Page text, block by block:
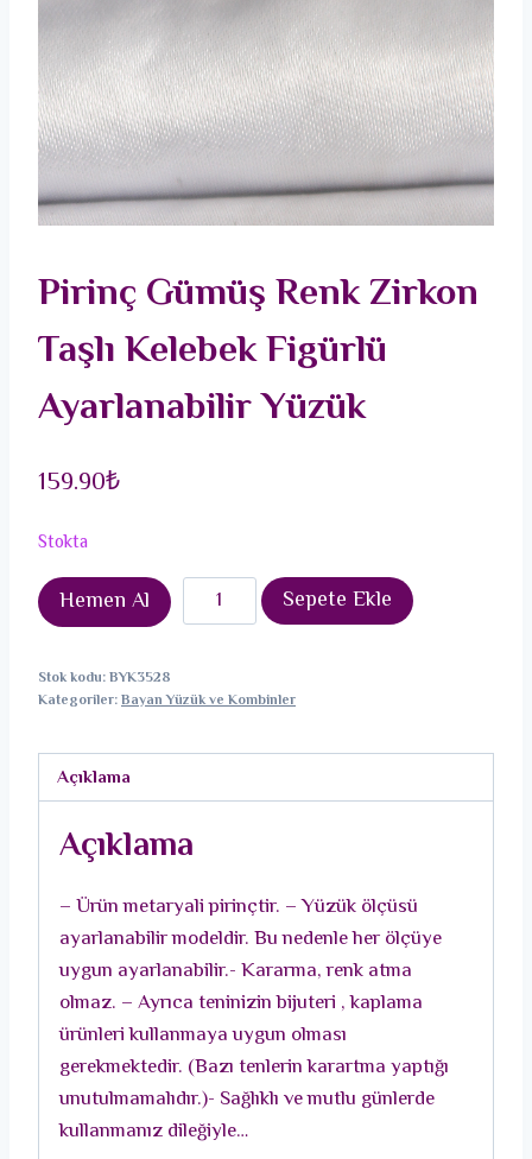
Pirinç Gümüş Renk Zirkon
Taşlı Kelebek Figürlü
Ayarlanabilir Yüzük
159.90₺
Stokta
Hemen Al
Pirinç
Gümüş
Zirkon
Kelebek
Yüzük
Sepete Ekle
Stok kodu:BYK3528
Kategoriler:Bayan Yüzük ve Kombinler
Açıklama
Açıklama
– Ürün metaryali pirinçtir. – Yüzük ölçüsü
ayarlanabilir modeldir. Bu nedenle her ölçüye
uygun ayarlanabilir.- Kararma, renk atma
olmaz. – Ayrıca teninizin bijuteri , kaplama
ürünleri kullanmaya uygun olması
gerekmektedir. (Bazı tenlerin karartma yaptığı
unutulmamalıdır.)- Sağlıklı ve mutlu günlerde
kullanmanız dileğiyle…